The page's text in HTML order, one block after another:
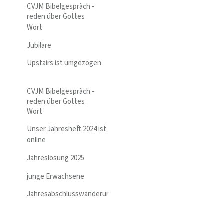
CVJM Bibelgespräch -
reden über Gottes
Wort
Jubilare
Upstairs ist umgezogen
CVJM Bibelgespräch -
reden über Gottes
Wort
Unser Jahresheft 2024 ist
online
Jahreslosung 2025
junge Erwachsene
Jahresabschlusswanderung